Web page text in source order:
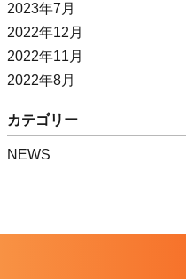
2023年7月
2022年12月
2022年11月
2022年8月
カテゴリー
NEWS